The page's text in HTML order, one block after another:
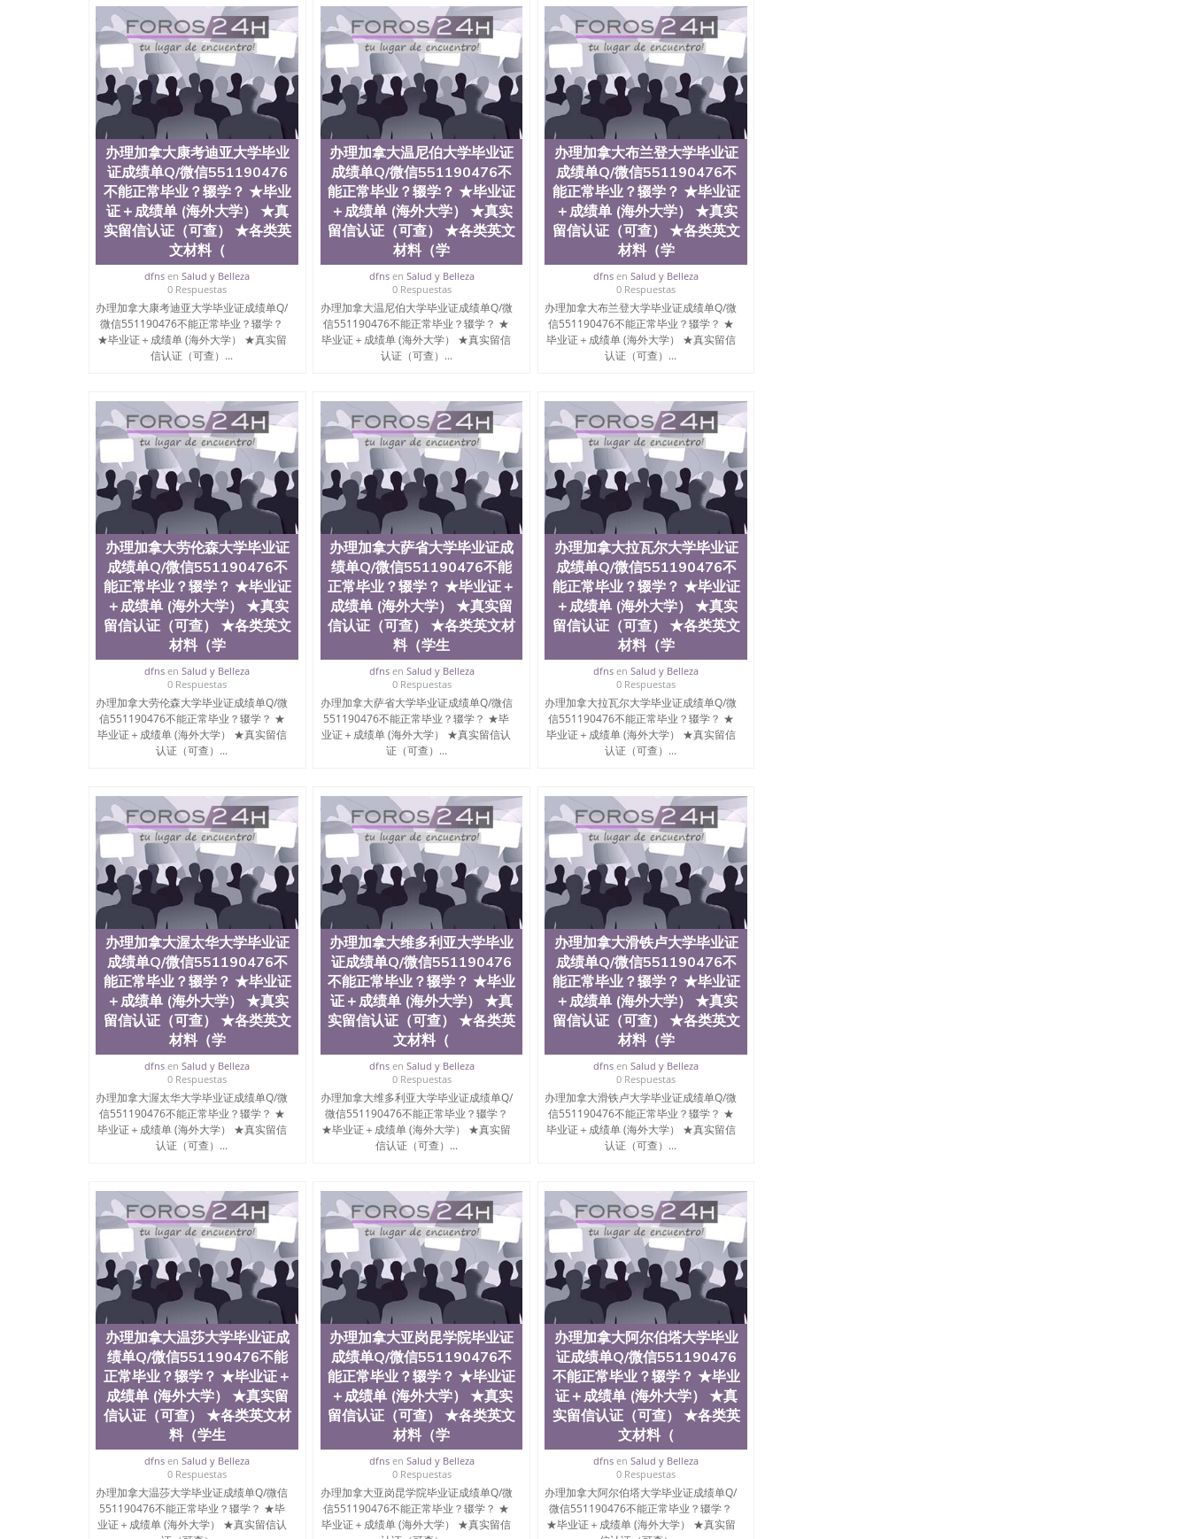
State University）圣何塞州立大学（San Jose State University）圣何塞州立大学（San Jose State
University）圣何塞州立大学（ San Jose State University）圣何塞州立大学（San Jose State University）
圣何塞州立大学文凭（San Jose State University）圣何塞州立大学文凭（San Jose State University）文凭
圣何塞州立大学文凭（San Jose State University）圣何塞州立大学学历（ San Jose State University）圣何
塞州立大学学历（San Jose State University）圣何塞州立大学学历（San Jose State University）圣 塞州立
大学学历（San Jose State University）圣何塞州立大学（San Jose State University）圣何塞州立大学
（San Jose State University）圣何塞州立大学（San Jose State University）圣何塞州立大学（San Jose
State University）圣何塞州立大学学位证（San Jose State University）圣何塞州立大学学位证（San Jose
State University）圣何塞州立大学学位证（San Jose State University）圣何塞州立大学（San Jose State
University）圣何塞州立大学（San Jose State University）圣何塞州立大学（San Jose State University）圣
何塞州立大学（San Jose State University）圣何塞州立大学学位证（San Jose State University）圣何塞州
立大学学位证（San Jose State University）圣何塞州立大学结业证（San Jose State University）圣何塞州
立大学结业证（San Jose State University）圣何塞州立大学结业证（San Jose State University）圣何塞州
立大学学位证（San Jose State University）圣何塞州立大学学位证（San Jose State University）圣何塞州
立大学学历证书（San Jose State University）圣何塞州立大学学历证书（San Jose State University）圣何
塞州立大学学历证书（San Jose State University）澳洲读书未毕业找人做文凭学位qq微信551190476澳洲
读CQU中央昆士兰大学学历 绩单购买学位证书/澳洲读本科硕士做文凭/购买澳洲大学毕业证成绩单假文凭
学历offieUniversityofSouthernQueensland 澳洲读书未毕业找人做文凭学位qq微信551190476澳洲读CQU中
央昆士兰大学学历成绩单购买学位证书/澳洲读本科硕士做文凭/购买澳洲大学毕业证成绩单假文凭学历办
理加拿大蒙特利尔大学毕业证成绩单Q/微信551190476不能正常毕业？辍学？ ★毕业证＋成绩单 (海外大
学） ★真实留信认证（可查） ★各类英文材料（学生卡、录取通知书offer，雅思托福成绩单 University of
Montreal
办理加拿大康考迪亚大学毕业
证成绩单Q/微信551190476
不能正常毕业？辍学？ ★毕业
证＋成绩单 (海外大学） ★真
实留信认证（可查） ★各类英
文材料（
dfns enSalud y Belleza
0 Respuestas
办理加拿大康考迪亚大学毕业证成绩单Q/
微信551190476不能正常毕业？辍学？
★毕业证＋成绩单 (海外大学） ★真实留
信认证（可查）...
办理加拿大温尼伯大学毕业证
成绩单Q/微信551190476不
能正常毕业？辍学？ ★毕业证
＋成绩单 (海外大学） ★真实
留信认证（可查） ★各类英文
材料（学
dfnsen Salud y Belleza
0 Respuestas
办理加拿大温尼伯大学毕业证成绩单Q/微
信551190476不能正常毕业？辍学？ ★
毕业证＋成绩单 (海外大学） ★真实留信
认证（可查）...
办理加拿大布兰登大学毕业证
成绩单Q/微信551190476不
能正常毕业？辍学？ ★毕业证
＋成绩单 (海外大学） ★真实
留信认证（可查） ★各类英文
材料（学
dfns enSalud y Belleza
0 Respuestas
办理加拿大布兰登大学毕业证成绩单Q/微
信551190476不能正常毕业？辍学？ ★
毕业证＋成绩单 (海外大学） ★真实留信
认证（可查）...
办理加拿大劳伦森大学毕业证
成绩单Q/微信551190476不
能正常毕业？辍学？ ★毕业证
＋成绩单 (海外大学） ★真实
留信认证（可查） ★各类英文
材料（学
dfns enSalud y Belleza
0 Respuestas
办理加拿大劳伦森大学毕业证成绩单Q/微
信551190476不能正常毕业？辍学？ ★
毕业证＋成绩单 (海外大学） ★真实留信
认证（可查）...
办理加拿大萨省大学毕业证成
绩单Q/微信551190476不能
正常毕业？辍学？ ★毕业证＋
成绩单 (海外大学） ★真实留
信认证（可查） ★各类英文材
料（学生
dfnsen Salud y Belleza
0 Respuestas
办理加拿大萨省大学毕业证成绩单Q/微信
551190476不能正常毕业？辍学？ ★毕
业证＋成绩单 (海外大学） ★真实留信认
证（可查）...
办理加拿大拉瓦尔大学毕业证
成绩单Q/微信551190476不
能正常毕业？辍学？ ★毕业证
＋成绩单 (海外大学） ★真实
留信认证（可查） ★各类英文
材料（学
dfns enSalud y Belleza
0 Respuestas
办理加拿大拉瓦尔大学毕业证成绩单Q/微
信551190476不能正常毕业？辍学？ ★
毕业证＋成绩单 (海外大学） ★真实留信
认证（可查）...
办理加拿大渥太华大学毕业证
成绩单Q/微信551190476不
能正常毕业？辍学？ ★毕业证
＋成绩单 (海外大学） ★真实
留信认证（可查） ★各类英文
材料（学
dfns enSalud y Belleza
0 Respuestas
办理加拿大渥太华大学毕业证成绩单Q/微
信551190476不能正常毕业？辍学？ ★
毕业证＋成绩单 (海外大学） ★真实留信
认证（可查）...
办理加拿大维多利亚大学毕业
证成绩单Q/微信551190476
不能正常毕业？辍学？ ★毕业
证＋成绩单 (海外大学） ★真
实留信认证（可查） ★各类英
文材料（
dfnsen Salud y Belleza
0 Respuestas
办理加拿大维多利亚大学毕业证成绩单Q/
微信551190476不能正常毕业？辍学？
★毕业证＋成绩单 (海外大学） ★真实留
信认证（可查）...
办理加拿大滑铁卢大学毕业证
成绩单Q/微信551190476不
能正常毕业？辍学？ ★毕业证
＋成绩单 (海外大学） ★真实
留信认证（可查） ★各类英文
材料（学
dfns enSalud y Belleza
0 Respuestas
办理加拿大滑铁卢大学毕业证成绩单Q/微
信551190476不能正常毕业？辍学？ ★
毕业证＋成绩单 (海外大学） ★真实留信
认证（可查）...
办理加拿大温莎大学毕业证成
绩单Q/微信551190476不能
正常毕业？辍学？ ★毕业证＋
成绩单 (海外大学） ★真实留
信认证（可查） ★各类英文材
料（学生
dfns enSalud y Belleza
0 Respuestas
办理加拿大温莎大学毕业证成绩单Q/微信
551190476不能正常毕业？辍学？ ★毕
业证＋成绩单 (海外大学） ★真实留信认
办理加拿大亚岗昆学院毕业证
成绩单Q/微信551190476不
能正常毕业？辍学？ ★毕业证
＋成绩单 (海外大学） ★真实
留信认证（可查） ★各类英文
材料（学
dfnsen Salud y Belleza
0 Respuestas
办理加拿大亚岗昆学院毕业证成绩单Q/微
信551190476不能正常毕业？辍学？ ★
毕业证＋成绩单 (海外大学） ★真实留信
办理加拿大阿尔伯塔大学毕业
证成绩单Q/微信551190476
不能正常毕业？辍学？ ★毕业
证＋成绩单 (海外大学） ★真
实留信认证（可查） ★各类英
文材料（
dfns enSalud y Belleza
0 Respuestas
办理加拿大阿尔伯塔大学毕业证成绩单Q/
微信551190476不能正常毕业？辍学？
★毕业证＋成绩单 (海外大学） ★真实留